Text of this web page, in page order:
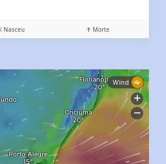
Nasceu ✝️ Morte